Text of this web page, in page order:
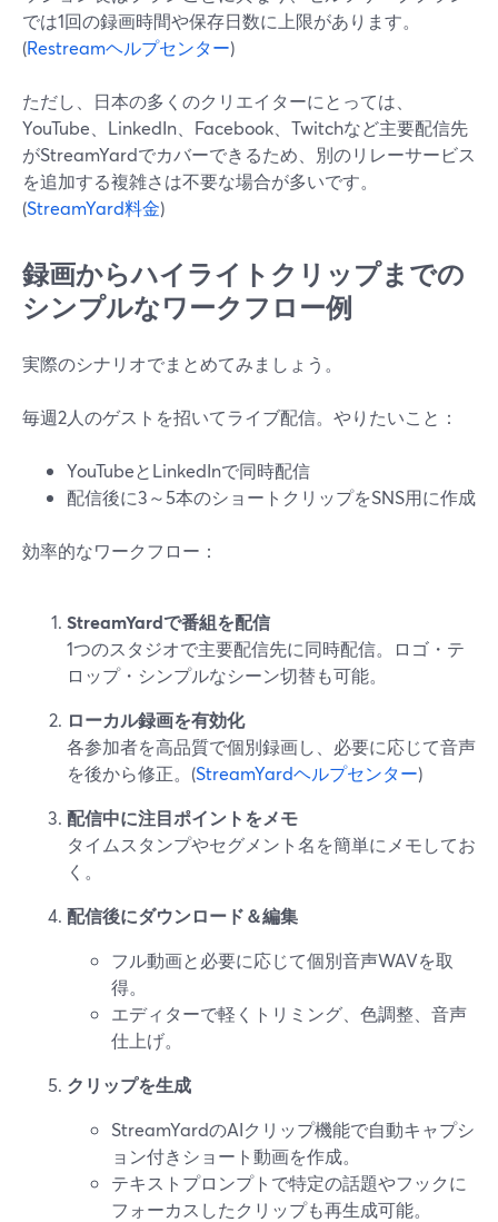
では1回の録画時間や保存日数に上限があります。
(Restreamヘルプセンター)
ただし、日本の多くのクリエイターにとっては、
YouTube、LinkedIn、Facebook、Twitchなど主要配信先
がStreamYardでカバーできるため、別のリレーサービス
を追加する複雑さは不要な場合が多いです。
(StreamYard料金)
録画からハイライトクリップまでの
シンプルなワークフロー例
実際のシナリオでまとめてみましょう。
毎週2人のゲストを招いてライブ配信。やりたいこと：
YouTubeとLinkedInで同時配信
配信後に3～5本のショートクリップをSNS用に作成
効率的なワークフロー：
StreamYardで番組を配信
1つのスタジオで主要配信先に同時配信。ロゴ・テ
ロップ・シンプルなシーン切替も可能。
ローカル録画を有効化
各参加者を高品質で個別録画し、必要に応じて音声
を後から修正。(StreamYardヘルプセンター)
配信中に注目ポイントをメモ
タイムスタンプやセグメント名を簡単にメモしてお
く。
配信後にダウンロード＆編集
フル動画と必要に応じて個別音声WAVを取
得。
エディターで軽くトリミング、色調整、音声
仕上げ。
クリップを生成
StreamYardのAIクリップ機能で自動キャプシ
ョン付きショート動画を作成。
テキストプロンプトで特定の話題やフックに
フォーカスしたクリップも再生成可能。